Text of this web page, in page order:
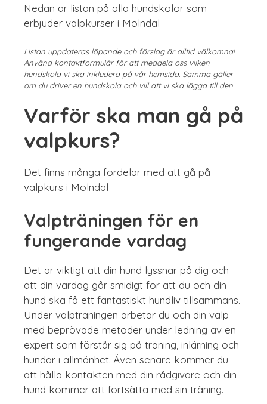
Nedan är listan på alla hundskolor som
erbjuder valpkurser i Mölndal
Listan uppdateras löpande och förslag är alltid välkomna!
Använd kontaktformulär för att meddela oss vilken
hundskola vi ska inkludera på vår hemsida. Samma gäller
om du driver en hundskola och vill att vi ska lägga till den.
Varför ska man gå på
valpkurs?
Det finns många fördelar med att gå på
valpkurs i Mölndal
Valpträningen för en
fungerande vardag
Det är viktigt att din hund lyssnar på dig och
att din vardag går smidigt för att du och din
hund ska få ett fantastiskt hundliv tillsammans.
Under valpträningen arbetar du och din valp
med beprövade metoder under ledning av en
expert som förstår sig på träning, inlärning och
hundar i allmänhet. Även senare kommer du
att hålla kontakten med din rådgivare och din
hund kommer att fortsätta med sin träning.